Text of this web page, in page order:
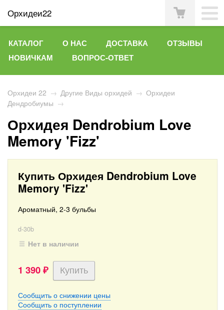
Орхидеи22
КАТАЛОГ О НАС ДОСТАВКА
ОТЗЫВЫ
НОВИЧКАМ
ВОПРОС-ОТВЕТ
Орхидеи 22 → Другие Виды орхидей → Орхидеи
Дендробиумы →
Орхидея Dendrobium Love
Memory 'Fizz'
Купить Орхидея Dendrobium Love
Memory 'Fizz'
Ароматный, 2-3 бульбы
d-30b
Нет в наличии
1 390 ₽
Сообщить о снижении цены
Сообщить о поступлении